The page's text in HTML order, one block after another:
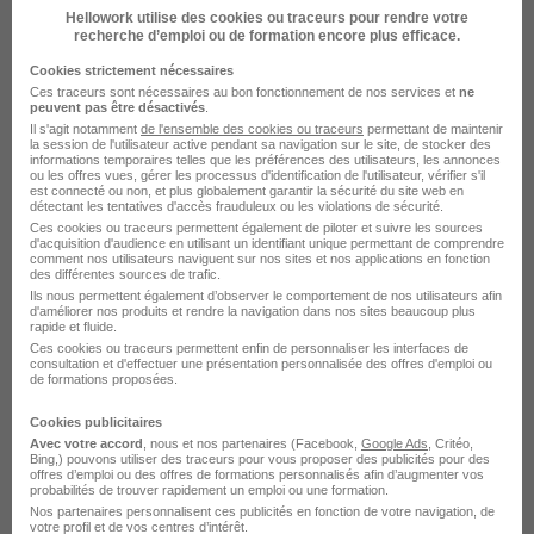
24 mois
Voir l’offre
Employe Commercial Valege - Mab
H/F
E.Leclerc
Niort - 79 CDI
Voir l’offre
il y a 14 jours
Employe Commercial Rayon Dph H/F
E.Leclerc
Niort - 79 CDI
Hellowork utilise des cookies ou traceurs pour rendre votre
recherche d’emploi ou de formation encore plus efficace.
Cookies strictement nécessaires
Ces traceurs sont nécessaires au bon fonctionnement de nos services et ne
peuvent pas être désactivés
Il s'agit notamment de l'ensemble des cookies ou traceurs permettant de maintenir
la session de l'utilisateur active pendant sa navigation sur le site, de stocker des
informations temporaires telles que les préférences des utilisateurs, les annonces
ou les offres vues, gérer les processus d'identification de l'utilisateur, vérifier s'il
est connecté ou non, et plus globalement garantir la sécurité du site web en
détectant les tentatives d'accès frauduleux ou les violations de sécurité.
Ces cookies ou traceurs permettent également de piloter et suivre les sources
d'acquisition d'audience en utilisant un identifiant unique permettant de comprendre
comment nos utilisateurs naviguent sur nos sites et nos applications en fonction
des différentes sources de trafic.
Ils nous permettent également d’observer le comportement de nos utilisateurs afin
d'améliorer nos produits et rendre la navigation dans nos sites beaucoup plus
rapide et fluide.
Ces cookies ou traceurs permettent enfin de personnaliser les interfaces de
consultation et d'effectuer une présentation personnalisée des offres d'emploi ou
de formations proposées.
Cookies publicitaires
Avec votre accord , nous et nos partenaires (Facebook, Google Ads , Critéo,
Bing,) pouvons utiliser des traceurs pour vous proposer des publicités pour des
offres d’emploi ou des offres de formations personnalisés afin d’augmenter vos
probabilités de trouver rapidement un emploi ou une formation.
Nos partenaires personnalisent ces publicités en fonction de votre navigation, de
votre profil et de vos centres d’intérêt.